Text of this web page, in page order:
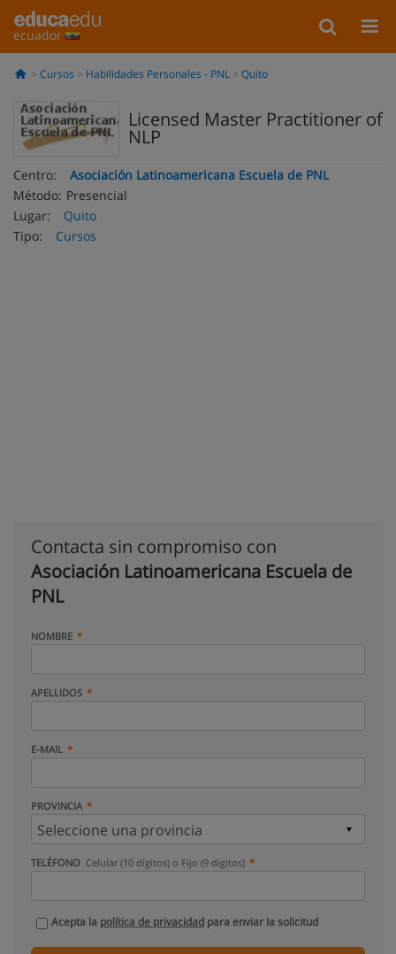
ecuador
Cursos Habilidades Personales - PNL Quito
Licensed Master Practitioner of
NLP
Centro:
Asociación Latinoamericana Escuela de PNL
Método: Presencial
Lugar:
Quito
Tipo:
Cursos
Contacta sin compromiso con
Asociación Latinoamericana Escuela de
PNL
NOMBRE
APELLIDOS
E-MAIL
PROVINCIA
TELÉFONO Celular (10 dígitos) o Fijo (9 dígitos)
Acepta la política de privacidad para enviar la solicitud